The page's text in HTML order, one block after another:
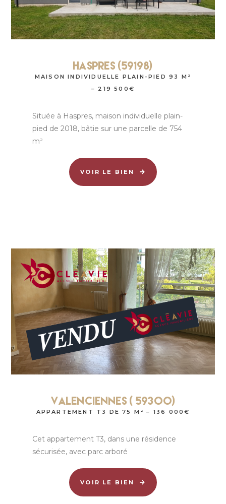
Haspres (59198)
MAISON INDIVIDUELLE PLAIN-PIED 93 M²
– 219 500€
Située à Haspres, maison individuelle plain-
pied de 2018, bâtie sur une parcelle de 754
m²
VOIR LE BIEN
Valenciennes ( 59300)
APPARTEMENT T3 DE 75 M² – 136 000€
Cet appartement T3, dans une résidence
sécurisée, avec parc arboré
VOIR LE BIEN